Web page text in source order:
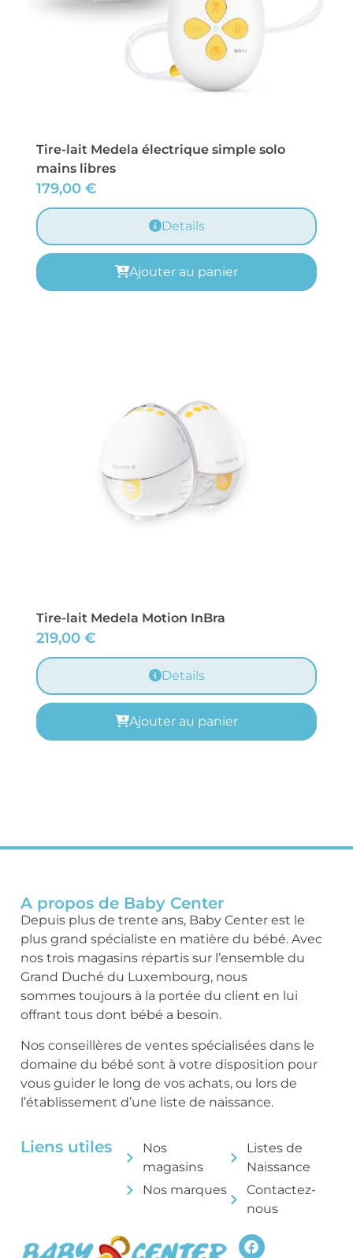
Tire-lait Medela électrique simple solo
mains libres
179,00 €
Details
Ajouter au panier
Tire-lait Medela Motion InBra
219,00 €
Details
Ajouter au panier
A propos de Baby Center
Depuis plus de trente ans, Baby Center est le
plus grand spécialiste en matière du bébé. Avec
nos trois magasins répartis sur l’ensemble du
Grand Duché du Luxembourg, nous
sommes toujours à la portée du client en lui
offrant tous dont bébé a besoin.
Nos conseillères de ventes spécialisées dans le
domaine du bébé sont à votre disposition pour
vous guider le long de vos achats, ou lors de
l’établissement d’une liste de naissance.
Liens utiles
Nos
magasins
Nos marques
Listes de
Naissance
Contactez-
nous